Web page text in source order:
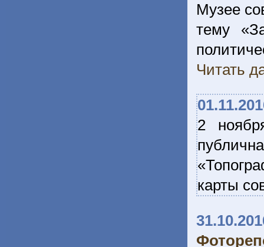
Музее
тему
Читать
2
карты